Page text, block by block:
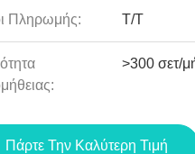
Πληρωμής: T/T
>300 σετ/
Πάρτε Την Καλύτερη Τιμή